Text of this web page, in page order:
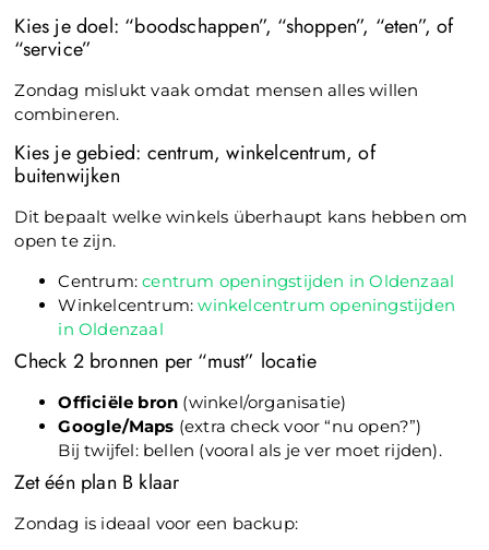
Kies je doel: “boodschappen”, “shoppen”, “eten”, of
“service”
Zondag mislukt vaak omdat mensen alles willen
combineren.
Kies je gebied: centrum, winkelcentrum, of
buitenwijken
Dit bepaalt welke winkels überhaupt kans hebben om
open te zijn.
Centrum:centrum openingstijden in Oldenzaal
Winkelcentrum:winkelcentrum openingstijden
in Oldenzaal
Check 2 bronnen per “must” locatie
Officiële bron (winkel/organisatie)
Google/Maps (extra check voor “nu open?”)
Bij twijfel: bellen (vooral als je ver moet rijden).
Zet één plan B klaar
Zondag is ideaal voor een backup: